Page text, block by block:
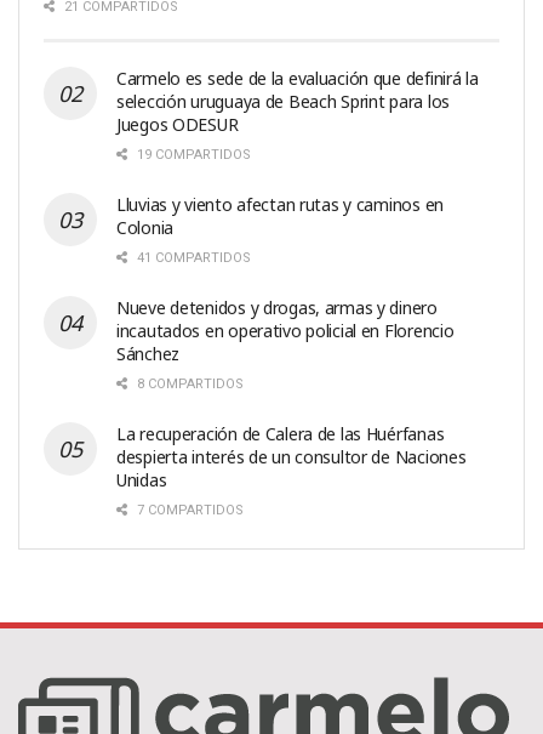
21 COMPARTIDOS
Carmelo es sede de la evaluación que definirá la
selección uruguaya de Beach Sprint para los
Juegos ODESUR
19 COMPARTIDOS
Lluvias y viento afectan rutas y caminos en
Colonia
41 COMPARTIDOS
Nueve detenidos y drogas, armas y dinero
incautados en operativo policial en Florencio
Sánchez
8 COMPARTIDOS
La recuperación de Calera de las Huérfanas
despierta interés de un consultor de Naciones
Unidas
7 COMPARTIDOS